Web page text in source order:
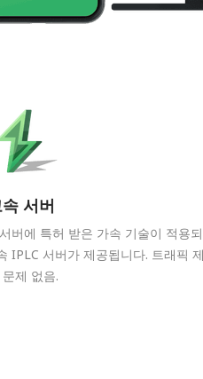
서버
버에 특허 받은 가속 기술이 적용
IPLC 서버가 제공됩니다. 트래픽
제 없음.